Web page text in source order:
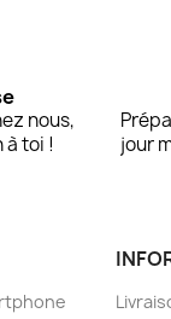
nous,
toi !
jour